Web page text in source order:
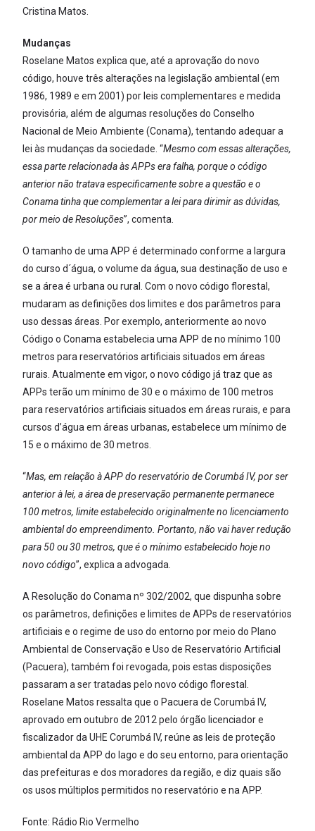
Cristina Matos.
Mudanças
Roselane Matos explica que, até a aprovação do novo
código, houve três alterações na legislação ambiental (em
1986, 1989 e em 2001) por leis complementares e medida
provisória, além de algumas resoluções do Conselho
Nacional de Meio Ambiente (Conama), tentando adequar a
lei às mudanças da sociedade. “Mesmo com essas alterações,
essa parte relacionada às APPs era falha, porque o código
anterior não tratava especificamente sobre a questão e o
Conama tinha que complementar a lei para dirimir as dúvidas,
por meio de Resoluções”, comenta.
O tamanho de uma APP é determinado conforme a largura
do curso d´água, o volume da água, sua destinação de uso e
se a área é urbana ou rural. Com o novo código florestal,
mudaram as definições dos limites e dos parâmetros para
uso dessas áreas. Por exemplo, anteriormente ao novo
Código o Conama estabelecia uma APP de no mínimo 100
metros para reservatórios artificiais situados em áreas
rurais. Atualmente em vigor, o novo código já traz que as
APPs terão um mínimo de 30 e o máximo de 100 metros
para reservatórios artificiais situados em áreas rurais, e para
cursos d’água em áreas urbanas, estabelece um mínimo de
15 e o máximo de 30 metros.
“Mas, em relação à APP do reservatório de Corumbá IV, por ser
anterior à lei, a área de preservação permanente permanece
100 metros, limite estabelecido originalmente no licenciamento
ambiental do empreendimento. Portanto, não vai haver redução
para 50 ou 30 metros, que é o mínimo estabelecido hoje no
novo código”, explica a advogada.
A Resolução do Conama nº 302/2002, que dispunha sobre
os parâmetros, definições e limites de APPs de reservatórios
artificiais e o regime de uso do entorno por meio do Plano
Ambiental de Conservação e Uso de Reservatório Artificial
(Pacuera), também foi revogada, pois estas disposições
passaram a ser tratadas pelo novo código florestal.
Roselane Matos ressalta que o Pacuera de Corumbá IV,
aprovado em outubro de 2012 pelo órgão licenciador e
fiscalizador da UHE Corumbá IV, reúne as leis de proteção
ambiental da APP do lago e do seu entorno, para orientação
das prefeituras e dos moradores da região, e diz quais são
os usos múltiplos permitidos no reservatório e na APP.
Fonte: Rádio Rio Vermelho